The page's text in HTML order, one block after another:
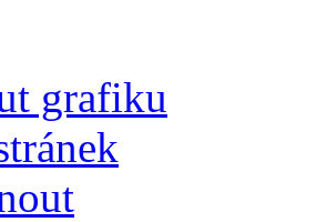
grafiku